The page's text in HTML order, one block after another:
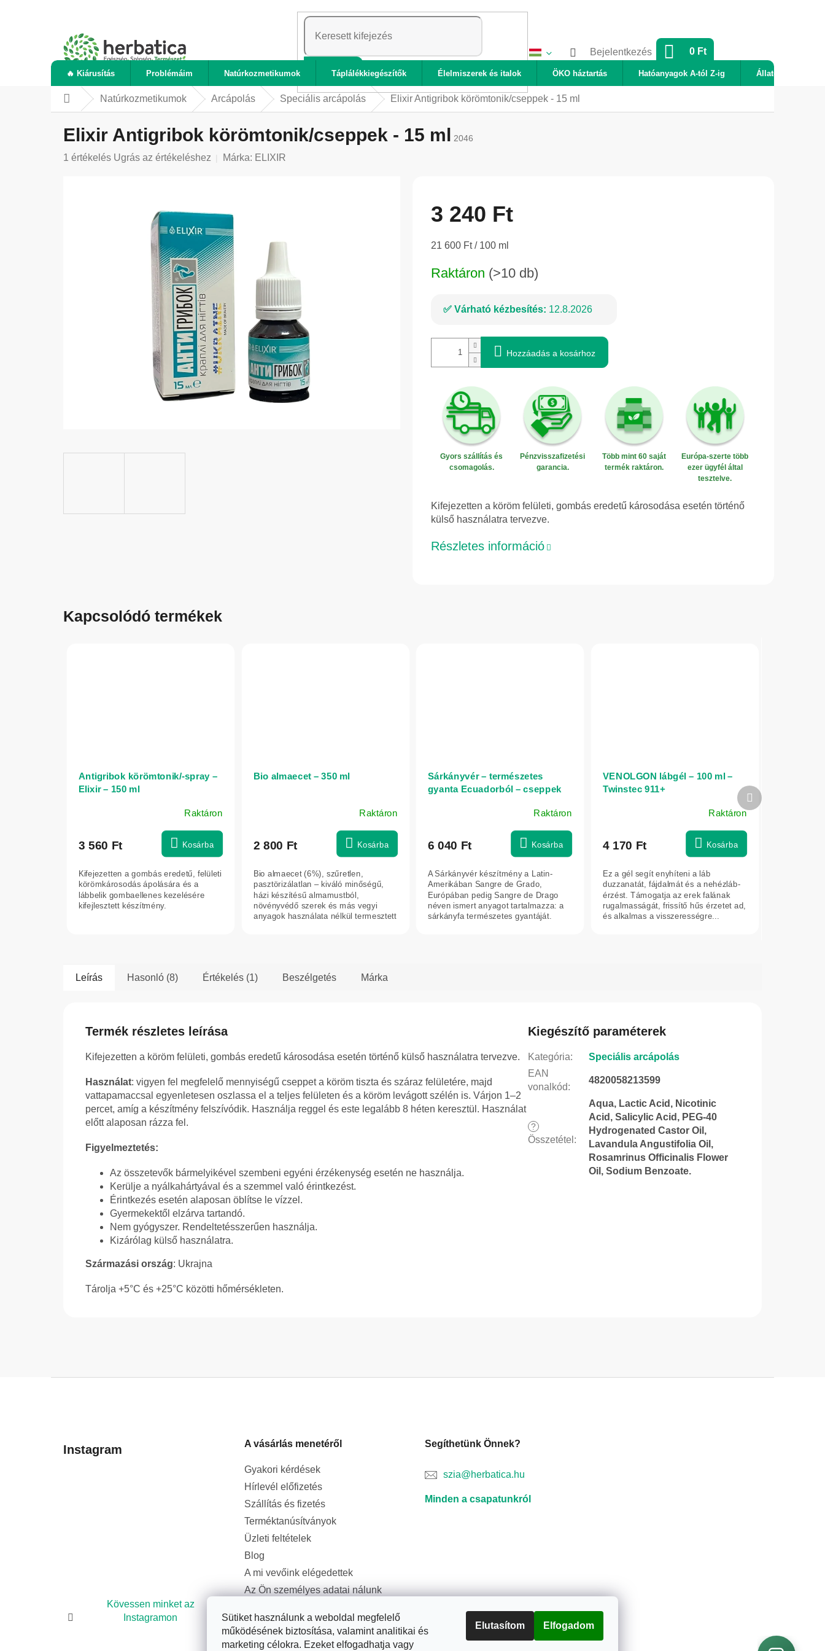
Sütiket használunk a weboldal megfelelő
működésének biztosítása, valamint analitikai és
marketing célokra. Ezeket elfogadhatja vagy
Elutasítom Elfogadom
KERESÉS
Bejelentkezés KOSÁR
0 Ft
🔥 Kiárusítás Problémáim Natúrkozmetikumok Táplálékkiegészítők Élelmiszerek és italok ÖKO háztartás Hatóanyagok A-tól Z-ig Állatok
KezdőlapNatúrkozmetikumok Arcápolás Speciális arcápolás Elixir Antigribok körömtonik/cseppek - 15 ml
Elixir Antigribok körömtonik/cseppek - 15 ml 2046
A
1 értékelés Ugrás az értékeléshez Márka: ELIXIR
3 240 Ft
Egységár:
21 600 Ft / 100 ml
Raktáron (>10 db)
Várható kézbesítés: 12.8.2026
Hozzáadás a kosárhoz
Gyors szállítás és
csomagolás.
Pénzvisszafizetési
garancia.
Több mint 60 saját
termék raktáron.
Európa-szerte több
ezer ügyfél által
tesztelve.
Kifejezetten a köröm felületi, gombás eredetű károsodása esetén történő
külső használatra tervezve.
Részletes információ
Kapcsolódó termékek
Antigribok körömtonik/-spray –
Elixir – 150 ml
Raktáron
3 560 Ft Kosárba
Kifejezetten a gombás eredetű, felületi
körömkárosodás ápolására és a
lábbelik gombaellenes kezelésére
kifejlesztett készítmény.
Bio almaecet – 350 ml
átlagos
5,0
csillag.
Raktáron
2 800 Ft Kosárba
Bio almaecet (6%), szűretlen,
pasztörizálatlan – kiváló minőségű,
házi készítésű almamustból,
növényvédő szerek és más vegyi
anyagok használata nélkül termesztett
Sárkányvér – természetes
gyanta Ecuadorból – cseppek
átlagos
ből
5,0
csillag.
Raktáron
6 040 Ft Kosárba
A Sárkányvér készítmény a Latin-
Amerikában Sangre de Grado,
Európában pedig Sangre de Drago
néven ismert anyagot tartalmazza: a
sárkányfa természetes gyantáját.
VENOLGON lábgél – 100 ml –
Twinstec 911+
átlagos
ből
5,0
csillag.
Raktáron
4 170 Ft Kosárba
Ez a gél segít enyhíteni a láb
duzzanatát, fájdalmát és a nehézláb-
érzést. Támogatja az erek falának
rugalmasságát, frissítő hűs érzetet ad,
és alkalmas a visszerességre...
Következő
termék
Leírás Hasonló (8) Értékelés (1) Beszélgetés Márka
Termék részletes leírása
Kifejezetten a köröm felületi, gombás eredetű károsodása esetén történő külső használatra tervezve.
Használat: vigyen fel megfelelő mennyiségű cseppet a köröm tiszta és száraz felületére, majd
vattapamaccsal egyenletesen oszlassa el a teljes felületen és a köröm levágott szélén is. Várjon 1–2
percet, amíg a készítmény felszívódik. Használja reggel és este legalább 8 héten keresztül. Használat
előtt alaposan rázza fel.
Figyelmeztetés:
Az összetevők bármelyikével szembeni egyéni érzékenység esetén ne használja.
Kerülje a nyálkahártyával és a szemmel való érintkezést.
Érintkezés esetén alaposan öblítse le vízzel.
Gyermekektől elzárva tartandó.
Nem gyógyszer. Rendeltetésszerűen használja.
Kizárólag külső használatra.
Származási ország: Ukrajna
Tárolja +5°C és +25°C közötti hőmérsékleten.
Kiegészítő paraméterek
Kategória:
Speciális arcápolás
EAN
vonalkód:
4820058213599
?
Összetétel :
Aqua, Lactic Acid, Nicotinic
Acid, Salicylic Acid, PEG-40
Hydrogenated Castor Oil,
Lavandula Angustifolia Oil,
Rosamrinus Officinalis Flower
Oil, Sodium Benzoate.
Instagram
Kövessen minket az
Instagramon
A vásárlás menetéről
Gyakori kérdések
Hírlevél előfizetés
Szállítás és fizetés
Terméktanúsítványok
Üzleti feltételek
Blog
A mi vevőink elégedettek
Az Ön személyes adatai nálunk
Segíthetünk Önnek?
szia@herbatica.hu
Minden a csapatunkról